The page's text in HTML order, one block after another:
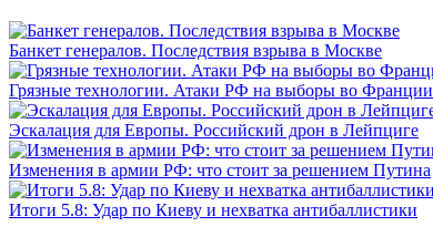
Банкет генералов. Последствия взрыва в Москве
Грязные технологии. Атаки РФ на выборы во Франции
Эскалация для Европы. Российский дрон в Лейпциге
Изменения в армии РФ: что стоит за решением Путина
Итоги 5.8: Удар по Киеву и нехватка антибаллистики